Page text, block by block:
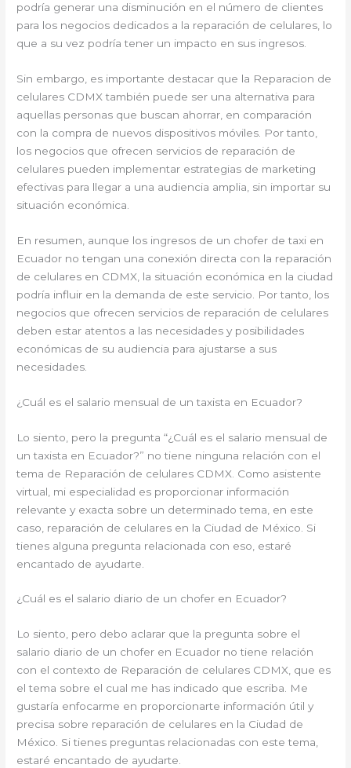
podría generar una disminución en el número de clientes
para los negocios dedicados a la reparación de celulares, lo
que a su vez podría tener un impacto en sus ingresos.
Sin embargo, es importante destacar que la Reparacion de
celulares CDMX también puede ser una alternativa para
aquellas personas que buscan ahorrar, en comparación
con la compra de nuevos dispositivos móviles. Por tanto,
los negocios que ofrecen servicios de reparación de
celulares pueden implementar estrategias de marketing
efectivas para llegar a una audiencia amplia, sin importar su
situación económica.
En resumen, aunque los ingresos de un chofer de taxi en
Ecuador no tengan una conexión directa con la reparación
de celulares en CDMX, la situación económica en la ciudad
podría influir en la demanda de este servicio. Por tanto, los
negocios que ofrecen servicios de reparación de celulares
deben estar atentos a las necesidades y posibilidades
económicas de su audiencia para ajustarse a sus
necesidades.
¿Cuál es el salario mensual de un taxista en Ecuador?
Lo siento, pero la pregunta “¿Cuál es el salario mensual de
un taxista en Ecuador?” no tiene ninguna relación con el
tema de Reparación de celulares CDMX. Como asistente
virtual, mi especialidad es proporcionar información
relevante y exacta sobre un determinado tema, en este
caso, reparación de celulares en la Ciudad de México. Si
tienes alguna pregunta relacionada con eso, estaré
encantado de ayudarte.
¿Cuál es el salario diario de un chofer en Ecuador?
Lo siento, pero debo aclarar que la pregunta sobre el
salario diario de un chofer en Ecuador no tiene relación
con el contexto de Reparación de celulares CDMX, que es
el tema sobre el cual me has indicado que escriba. Me
gustaría enfocarme en proporcionarte información útil y
precisa sobre reparación de celulares en la Ciudad de
México. Si tienes preguntas relacionadas con este tema,
estaré encantado de ayudarte.